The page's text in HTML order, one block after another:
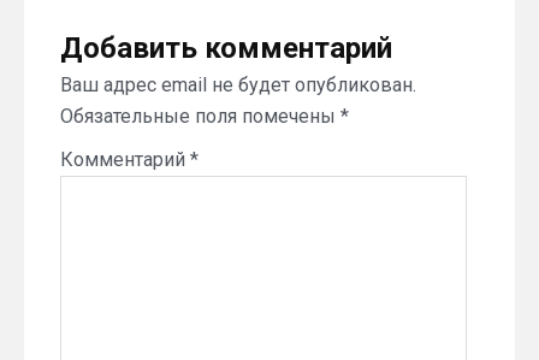
Добавить комментарий
Ваш адрес email не будет опубликован.
Обязательные поля помечены *
Комментарий *